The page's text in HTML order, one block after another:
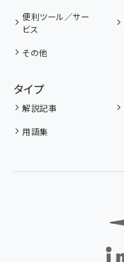
便利ツール／サー
ビス
その他
タイプ
解説記事
用語集